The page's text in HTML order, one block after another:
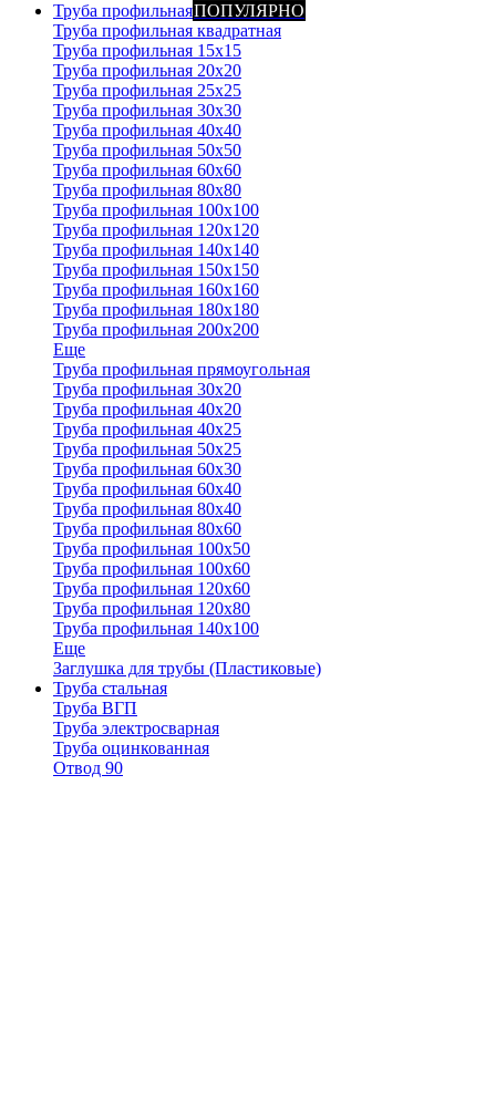
Труба профильнаяПОПУЛЯРНО
Труба профильная квадратная
Труба профильная 15х15
Труба профильная 20x20
Труба профильная 25x25
Труба профильная 30x30
Труба профильная 40x40
Труба профильная 50x50
Труба профильная 60x60
Труба профильная 80x80
Труба профильная 100x100
Труба профильная 120x120
Труба профильная 140х140
Труба профильная 150х150
Труба профильная 160х160
Труба профильная 180х180
Труба профильная 200х200
Еще
Труба профильная прямоугольная
Труба профильная 30x20
Труба профильная 40х20
Труба профильная 40х25
Труба профильная 50х25
Труба профильная 60х30
Труба профильная 60х40
Труба профильная 80х40
Труба профильная 80х60
Труба профильная 100х50
Труба профильная 100х60
Труба профильная 120х60
Труба профильная 120х80
Труба профильная 140х100
Еще
Заглушка для трубы (Пластиковые)
Труба стальная
Труба ВГП
Труба электросварная
Труба оцинкованная
Отвод 90